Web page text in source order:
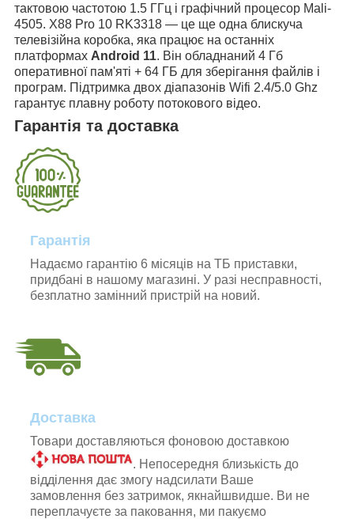
тактовою частотою 1.5 ГГц і графічний процесор Mali-
4505. X88 Pro 10 RK3318 — це ще одна блискуча
телевізійна коробка, яка працює на останніх
платформах Android 11. Він обладнаний 4 Гб
оперативної пам'яті + 64 ГБ для зберігання файлів і
програм. Підтримка двох діапазонів Wifi 2.4/5.0 Ghz
гарантує плавну роботу потокового відео.
Гарантія та доставка
Гарантія
Надаємо гарантію 6 місяців на ТБ приставки,
придбані в нашому магазині. У разі несправності,
безплатно замінний пристрій на новий.
Доставка
Товари доставляються фоновою доставкою
. Непосередня близькість до
відділення дає змогу надсилати Ваше
замовлення без затримок, якнайшвидше. Ви не
переплачуєте за паковання, ми пакуємо